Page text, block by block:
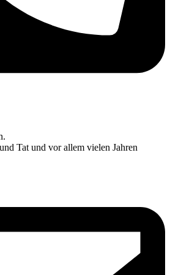
Tat und vor allem vielen Jahren